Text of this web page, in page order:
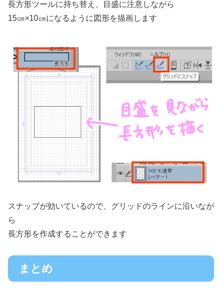
長方形ツールに持ち替え、目盛に注意しながら
15㎝×10㎝になるように図形を描画します
スナップが効いているので、グリッドのラインに沿いなが
ら
長方形を作成することができます
まとめ